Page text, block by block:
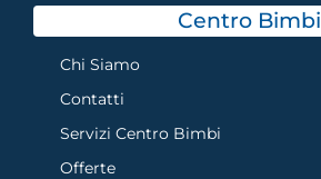
Centro Bimbi
Chi Siamo
Contatti
Servizi Centro Bimbi
Offerte